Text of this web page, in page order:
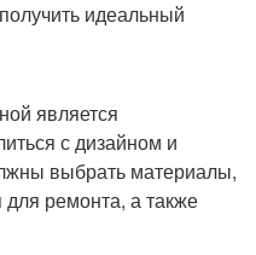
идеальный
является
с дизайном и
выбрать материалы,
для ремонта, а также